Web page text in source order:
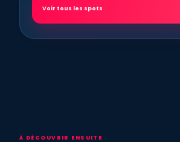
Voir tous les spots
À DÉCOUVRIR ENSUITE